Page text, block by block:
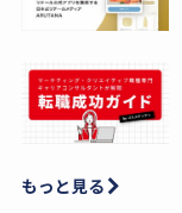
もっと見る